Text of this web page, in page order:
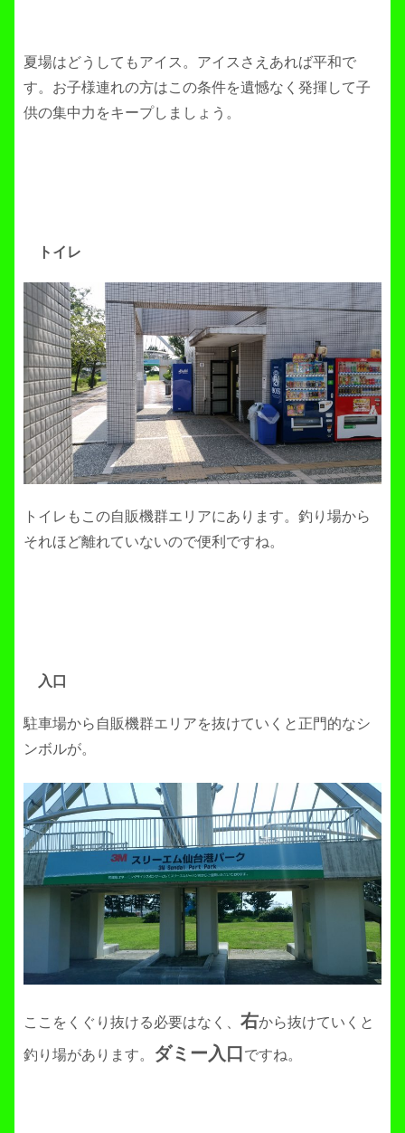
夏場はどうしてもアイス。アイスさえあれば平和で
す。お子様連れの方はこの条件を遺憾なく発揮して子
供の集中力をキープしましょう。
トイレ
トイレもこの自販機群エリアにあります。釣り場から
それほど離れていないので便利ですね。
入口
駐車場から自販機群エリアを抜けていくと正門的なシ
ンボルが。
ここをくぐり抜ける必要はなく、 右から抜けていくと
釣り場があります。 ダミー入口 ですね。